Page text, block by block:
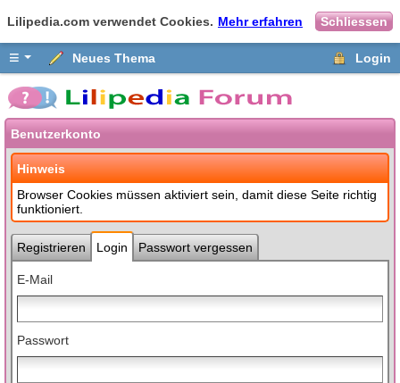
Lilipedia.com verwendet Cookies. Mehr erfahren Schliessen
≡ Neues Thema Login
Benutzerkonto
Hinweis
Browser Cookies müssen aktiviert sein, damit diese Seite richtig
funktioniert.
Registrieren Login Passwort vergessen
E-Mail
Passwort